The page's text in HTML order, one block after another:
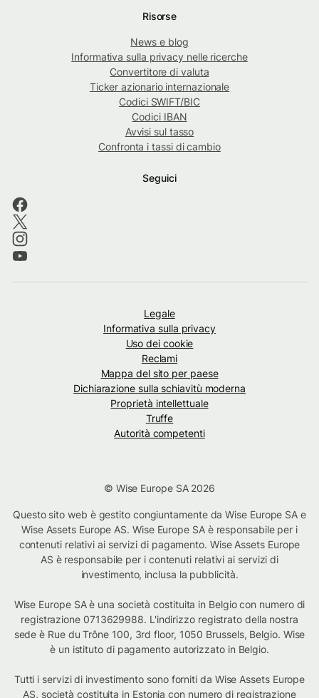
Risorse
News e blog
Informativa sulla privacy nelle ricerche
Convertitore di valuta
Ticker azionario internazionale
Codici SWIFT/BIC
Codici IBAN
Avvisi sul tasso
Confronta i tassi di cambio
Seguici
Legale
Informativa sulla privacy
Uso dei cookie
Reclami
Mappa del sito per paese
Dichiarazione sulla schiavitù moderna
Proprietà intellettuale
Truffe
Autorità competenti
© Wise Europe SA 2026
Questo sito web è gestito congiuntamente da Wise Europe SA e
Wise Assets Europe AS. Wise Europe SA è responsabile per i
contenuti relativi ai servizi di pagamento. Wise Assets Europe
AS è responsabile per i contenuti relativi ai servizi di
investimento, inclusa la pubblicità.
Wise Europe SA è una società costituita in Belgio con numero di
registrazione 0713629988. L'indirizzo registrato della nostra
sede è Rue du Trône 100, 3rd floor, 1050 Brussels, Belgio. Wise
è un istituto di pagamento autorizzato in Belgio.
Tutti i servizi di investimento sono forniti da Wise Assets Europe
AS, società costituita in Estonia con numero di registrazione